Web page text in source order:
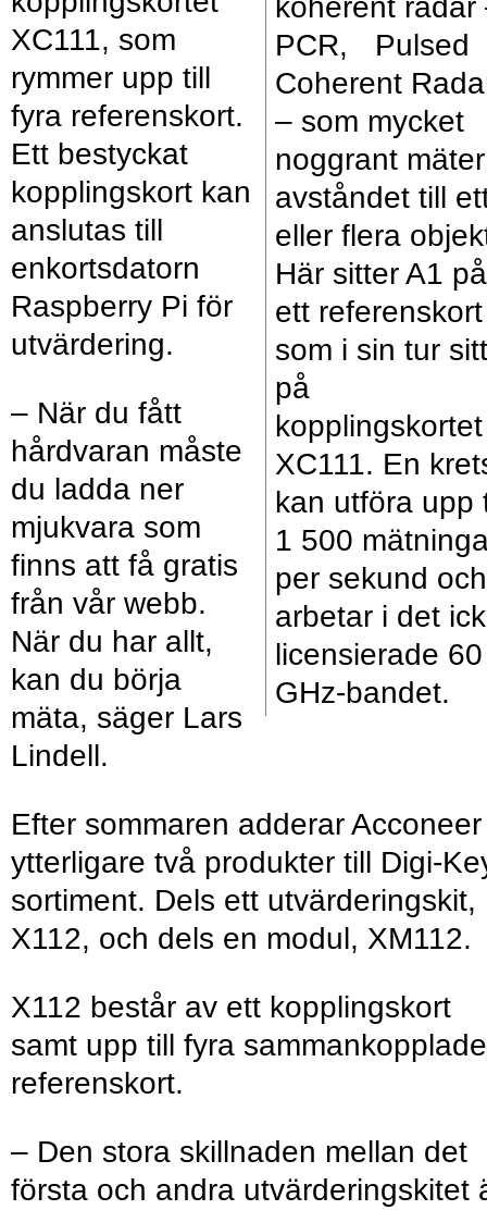
koherent radar
PCR, Pulsed
Coherent
– som mycket
noggrant mäter
avståndet till
eller flera
Här sitter A1 på
ett referenskort
som i sin tur
på
XC111. En
kan utföra upp
1 500
per sekund och
arbetar i det
licensierade 60
GHz-bandet.
XC111, som
rymmer upp till
fyra referenskort.
Ett bestyckat
kopplingskort kan
anslutas till
enkortsdatorn
Raspberry Pi för
utvärdering.
– När du fått
hårdvaran måste
du ladda ner
mjukvara som
finns att få gratis
från vår webb.
När du har allt,
kan du börja
mäta, säger Lars
Lindell.
Efter sommaren adderar Acconeer
ytterligare två produkter till Digi-
sortiment. Dels ett utvärderingskit,
X112, och dels en modul, XM112.
X112 består av ett kopplingskort
samt upp till fyra sammankopplade
referenskort.
– Den stora skillnaden mellan det
första och andra utvärderingskitet